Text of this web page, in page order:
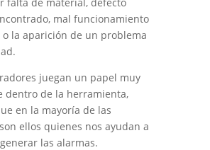
mal funcionamiento
la aparición de un problema
juegan un papel muy
dentro de la herramienta,
en la mayoría de las
ellos quienes nos ayudan a
las alarmas.